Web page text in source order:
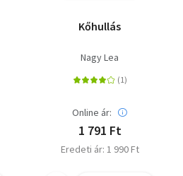
Kőhullás
Nagy Lea
Online ár:
1 791 Ft
Eredeti ár: 1 990 Ft